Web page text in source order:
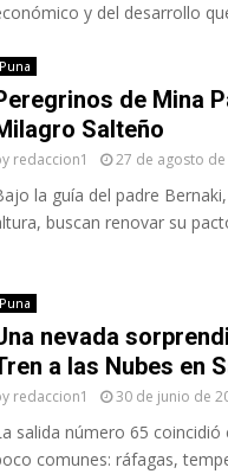
y del desarrollo
Puna
de Mina
Salteño
redaccion1 27 de agosto de
la guía del padre
buscan renovar su
Puna
nevada
a las Nubes en
redaccion1 30 de junio de
salida número 65
comunes: ráfagas,